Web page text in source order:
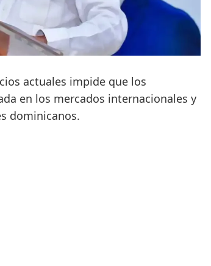
actuales impide que los
en los mercados internacionales y
dominicanos.